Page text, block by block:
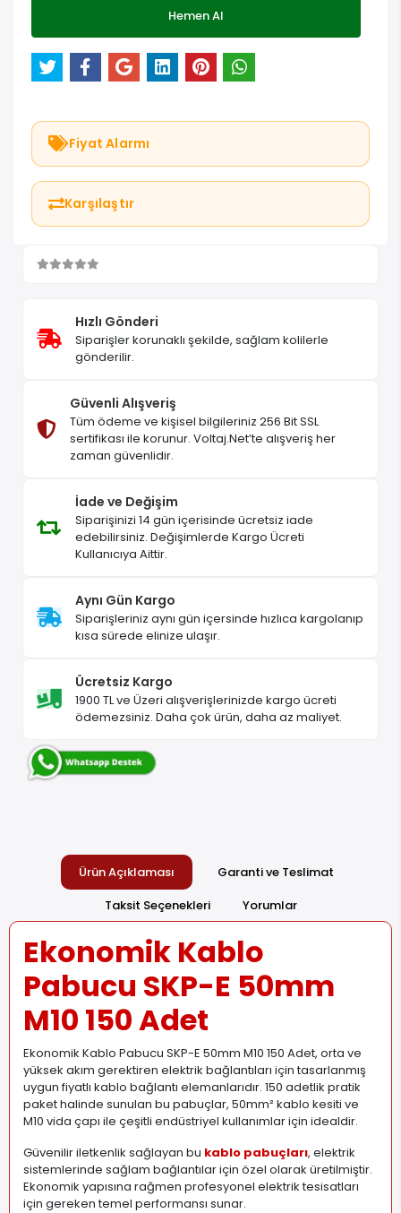
Hemen Al
Fiyat Alarmı
Karşılaştır
Hızlı Gönderi
Siparişler korunaklı şekilde, sağlam kolilerle
gönderilir.
Güvenli Alışveriş
Tüm ödeme ve kişisel bilgileriniz 256 Bit SSL
sertifikası ile korunur. Voltaj.Net’te alışveriş her
zaman güvenlidir.
İade ve Değişim
Siparişinizi 14 gün içerisinde ücretsiz iade
edebilirsiniz. Değişimlerde Kargo Ücreti
Kullanıcıya Aittir.
Aynı Gün Kargo
Siparişleriniz aynı gün içersinde hızlıca kargolanıp
kısa sürede elinize ulaşır.
Ücretsiz Kargo
1900 TL ve Üzeri alışverişlerinizde kargo ücreti
ödemezsiniz. Daha çok ürün, daha az maliyet.
Ürün Açıklaması
Garanti ve Teslimat
Taksit Seçenekleri
Yorumlar
Ekonomik Kablo
Pabucu SKP-E 50mm
M10 150 Adet
Ekonomik Kablo Pabucu SKP-E 50mm M10 150 Adet, orta ve
yüksek akım gerektiren elektrik bağlantıları için tasarlanmış
uygun fiyatlı kablo bağlantı elemanlarıdır. 150 adetlik pratik
paket halinde sunulan bu pabuçlar, 50mm² kablo kesiti ve
M10 vida çapı ile çeşitli endüstriyel kullanımlar için idealdir.
Güvenilir iletkenlik sağlayan bu kablo pabuçları, elektrik
sistemlerinde sağlam bağlantılar için özel olarak üretilmiştir.
Ekonomik yapısına rağmen profesyonel elektrik tesisatları
için gereken temel performansı sunar.